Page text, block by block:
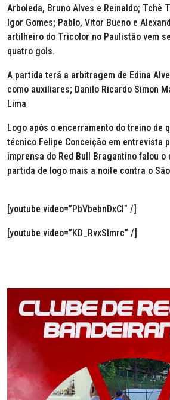
Arboleda, Bruno Alves e Reinaldo; Tchê
Igor Gomes; Pablo, Vitor Bueno e
artilheiro do Tricolor no Paulistão vem
quatro gols.
A partida terá a arbitragem de Edina
como auxiliares; Danilo Ricardo Simon
Lima
Logo após o encerramento do treino de
técnico Felipe Conceição em entrevista
imprensa do Red Bull Bragantino falou o
partida de logo mais a noite contra o
[youtube video=”PbVbebnDxCI” /]
[youtube video=”KD_RvxSImrc” /]